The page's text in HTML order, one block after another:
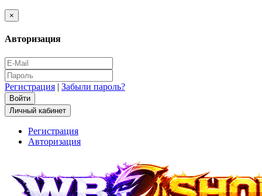
×
Авторизация
Регистрация | Забыли пароль?
Личный кабинет
Регистрация
Авторизация